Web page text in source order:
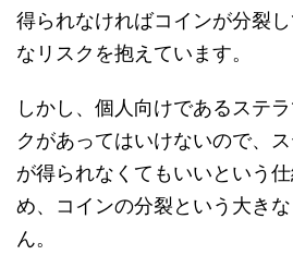
得られなければコインが分裂
なリスクを抱えています。
しかし、個人向けであるステ
クがあってはいけないので、
が得られなくてもいいという
め、コインの分裂という大き
ん。